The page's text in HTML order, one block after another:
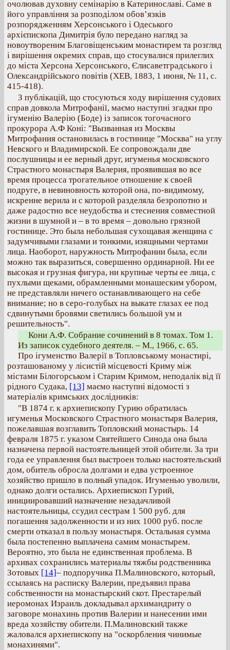
очолював духовну семінарію в Катеринославі. Саме в
його управління за розподілом обов’язків
розпорядженням Херсонського і Одеського
архієпископа Димитрія було передано нагляд за
новоутвореним Благовіщенським монастирем та розгляд
і вирішення окремих справ, що стосувалися прилеглих
до міста Херсона Херсонського, Єлисаветградського і
Олександрійського повітів (ХЕВ, 1883, 1 июня, № 11, с.
415-418).
З публікацій, що стосуються ходу вирішення судових
справ довкола Митрофанії, маємо наступні згадки про
ігуменію Валерію (Боде) із записок тогочасного
прокурора А.Ф Коні: "Вызванная из Москвы
Митрофания остановилась в гостинице "Москва" на углу
Невского и Владимирской. Ее сопровождали две
послушницы и ее верный друг, игуменья московского
Страстного монастыря Валерия, проявившая во все
время процесса трогательное отношение к своей
подруге, в невиновность которой она, по-видимому,
искренне верила и с которой разделяла безропотно и
даже радостно все неудобства и стеснения совместной
жизни в шумной и – в то время – довольно грязной
гостинице. Это была небольшая сухощавая женщина с
задумчивыми глазами и тонкими, изящными чертами
лица. Наоборот, наружность Митрофании была, если
можно так выразиться, совершенно ординарной. Ни ее
высокая и грузная фигура, ни крупные черты ее лица, с
пухлыми щеками, обрамленными монашеским убором,
не представляли ничего останавливающего на себе
внимание; но в серо-голубых на выкате глазах ее под
сдвинутыми бровями светились большой ум и
решительность".
Кони А.Ф. Собрание сочинений в 8 томах. Том 1.
Из записок судебного деятеля. – М., 1966, с. 65.
Про ігуменство Валерії в Топловському монастирі,
розташованому у лісистій місцевості Криму між
містами Білогорськом і Старим Кримом, неподалік від її
рідного Судака, [13] маємо наступні відомості з
матеріалів кримських дослідників:
"В 1874 г. к архиепископу Гурию обратилась
игуменья Московского Страстного монастыря Валерия,
пожелавшая возглавить Топловский монастырь. 14
февраля 1875 г. указом Святейшего Синода она была
назначена первой настоятельницей этой обители. За три
года ее управлення был выстроен только настоятельский
дом, обитель обросла долгами и едва устроенное
хозяйство пришло в полный упадок. Игуменью уволили,
однако долги остались. Архиепископ Гурий,
инициировавший назначение незадачливой
настоятельницы, ссудил сестрам 1 500 руб. для
погашення задолженности и из них 1000 руб. после
смерти отказал в пользу монастыря. Остальная сумма
была постепенно выплачена самим монастырем.
Вероятно, это была не единственная проблема. В
архивах сохранились материалы тяжбы родственника
Зотовых [14]– подпоручика П.Малиновского, который,
ссылаясь на расписку Валерии, предъявил права
собственности на монастырский скот. Престарелый
иеромонах Израиль докладывал архимандриту о
заговоре монахинь против Валерии и нанесении ими
вреда хозяйству обители. П.Малиновский также
жаловался архиепископу на "оскорбления чинимые
монахинями".